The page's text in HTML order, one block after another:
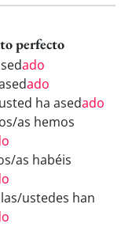
perfecto
ado
ado
ha asedado
as hemos
as habéis
ustedes han